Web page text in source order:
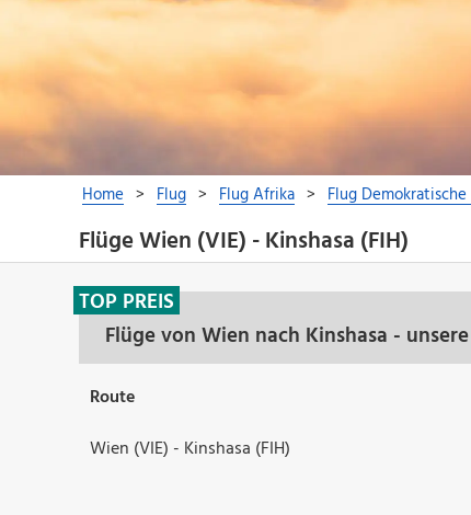
Flüge Wien (VIE) - Kinshasa (FIH)
Flüge von Wien nach Kinshasa -
TOP PREIS
Route
Wien (VIE) - Kinshasa (FIH)